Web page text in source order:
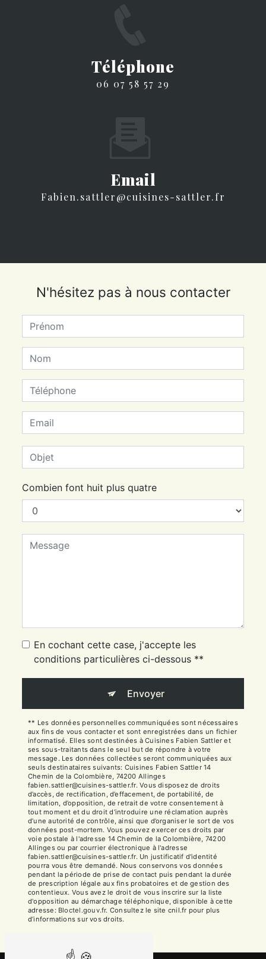
Téléphone
06 07 58 57 29
Email
fabien.sattler@cuisines-sattler.fr
N'hésitez pas à nous contacter
Combien font huit plus quatre
En cochant cette case, j'accepte les
conditions particulières ci-dessous **
Envoyer
** Les données personnelles communiquées sont nécessaires
aux fins de vous contacter et sont enregistrées dans un fichier
informatisé. Elles sont destinées à Cuisines Fabien Sattler et
ses sous-traitants dans le seul but de répondre à votre
message. Les données collectées seront communiquées aux
seuls destinataires suivants: Cuisines Fabien Sattler 14
Chemin de la Colombière, 74200 Allinges
fabien.sattler@cuisines-sattler.fr. Vous disposez de droits
d’accès, de rectification, d’effacement, de portabilité, de
limitation, d’opposition, de retrait de votre consentement à
tout moment et du droit d’introduire une réclamation auprès
d’une autorité de contrôle, ainsi que d’organiser le sort de vos
données post-mortem. Vous pouvez exercer ces droits par
voie postale à l'adresse 14 Chemin de la Colombière, 74200
Allinges ou par courrier électronique à l'adresse
fabien.sattler@cuisines-sattler.fr. Un justificatif d'identité
pourra vous être demandé. Nous conservons vos données
pendant la période de prise de contact puis pendant la durée
de prescription légale aux fins probatoires et de gestion des
contentieux. Vous avez le droit de vous inscrire sur la liste
d'opposition au démarchage téléphonique, disponible à cette
adresse:
Bloctel.gouv.fr. Consultez le site cnil.fr pour plus
d’informations sur vos droits.